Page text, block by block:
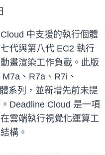
中支援的執行個體
代與第八代 EC2 執行
畫渲染工作負載。此版
、R7a、R7i、
系列，並新增先前未提
Deadline Cloud 是一項
雲端執行視覺化運算工
構。